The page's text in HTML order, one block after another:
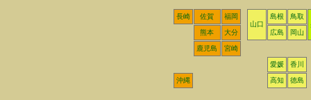
長崎 佐賀
福岡
山口
島根
鳥取
熊本
大分 広島 岡山
鹿児島 宮崎
愛媛 香川
沖縄 高知 徳島